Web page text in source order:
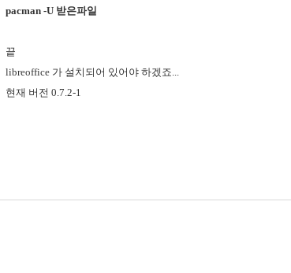
pacman -U 받은파일
끝
libreoffice 가 설치되어 있어야 하겠죠...
현재 버전 0.7.2-1